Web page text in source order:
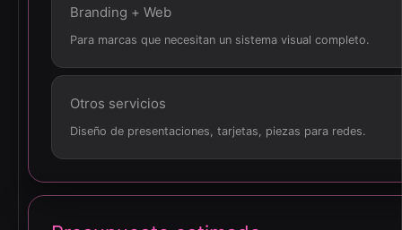
Branding + Web
Para marcas que necesitan un sistema visual completo.
Otros servicios
Diseño de presentaciones, tarjetas, piezas para redes.